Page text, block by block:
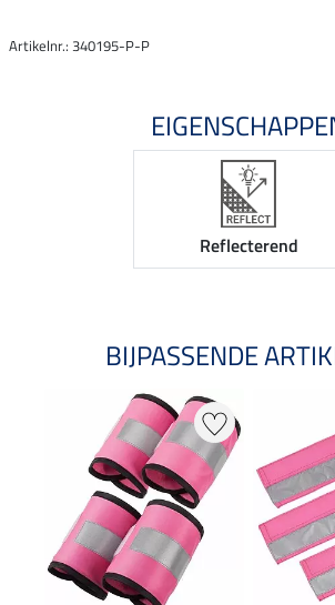
Artikelnr.: 340195-P-P
Reflecterend
BIJPASSENDE